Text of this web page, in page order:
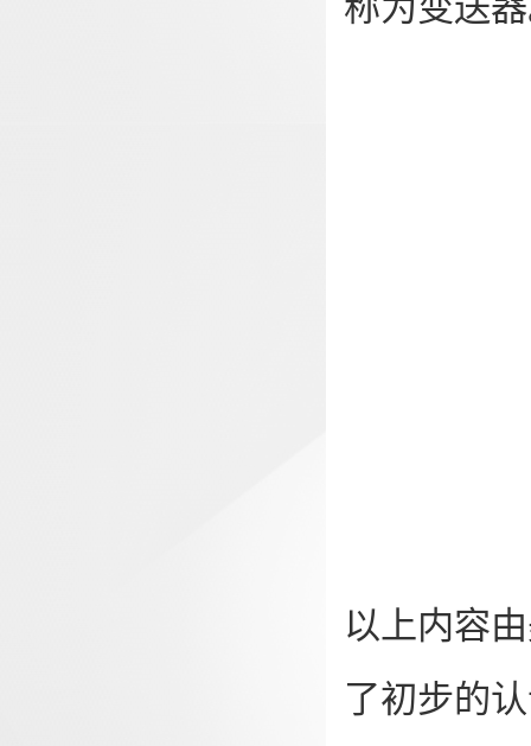
以上内容
了初步的